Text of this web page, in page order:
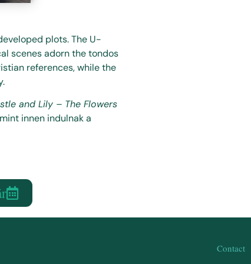
plots. The U-
scenes adorn the tondos
references, while the
and Lily – The Flowers
innen indulnak a
Contact